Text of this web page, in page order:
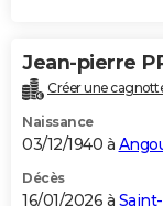
Carte de Noël
Carte Bonne année
Carte Saint-Valentin
Carte Pâques
Carte d'anniversaire
DICTIONNAIRE
Dictionnaire
Biographies
Citations
Expressions
Proverbes
PROGRAMME TV
Jean-pierre
Créer une
Naissance
03/12/1940 à
Décès
16/01/2026 à